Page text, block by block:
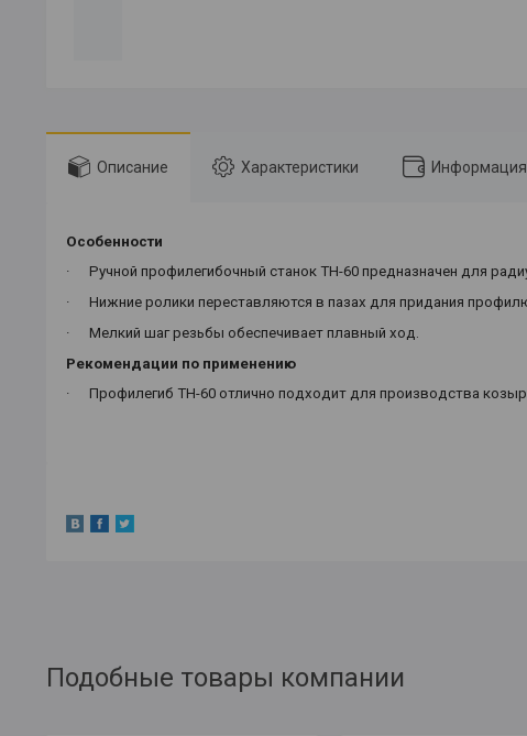
Описание Характеристики Информация
Особенности
·
Ручной профилегибочный станок ТН-60 предназначен для
·
Нижние ролики переставляются в пазах для придания
·
Мелкий шаг резьбы обеспечивает плавный ход.
Рекомендации по применению
·
Профилегиб ТН-60 отлично подходит для производства
Подобные товары компании